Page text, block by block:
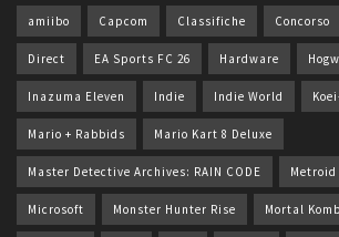
amiibo Capcom Classifiche Concorso
Direct EA Sports FC 26 Hardware
Inazuma Eleven Indie Indie World
Mario + Rabbids Mario Kart 8 Deluxe
Master Detective Archives: RAIN CODE Metroid
Microsoft Monster Hunter Rise Mortal